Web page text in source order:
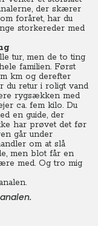
der skærer
foråret, har du
storkereder med
tur, men de to ting
familien. Først
km og derefter
du retur i roligt vand
rygsækken med
ca. fem kilo. Du
en guide, der
har prøvet det før
går under
om at slå
men blot får en
med. Og tro mig